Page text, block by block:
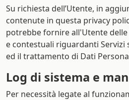
Su richiesta dell’Utente, in
contenute in questa privacy
potrebbe fornire all'Utente
e contestuali riguardanti Servizi
ed il trattamento di Dati
Log di sistema e
Per necessità legate al